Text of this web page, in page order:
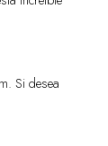
Si desea